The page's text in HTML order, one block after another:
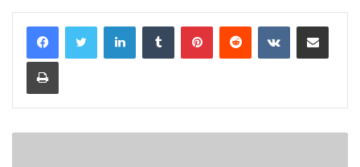
LinkedInTumblr PinterestReddit VKontakteShare via Email
Print